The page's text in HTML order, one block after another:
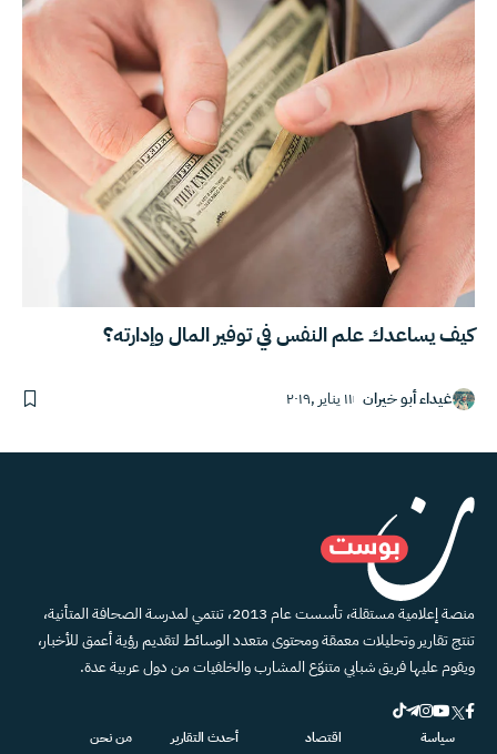
كيف يساعدك علم النفس في توفير المال وإدارته؟
غيداء أبو خيران ١١ يناير ,٢٠١٩
منصة إعلامية مستقلة، تأسست عام 2013، تنتمي لمدرسة الصحافة المتأنية،
تنتج تقارير وتحليلات معمقة ومحتوى متعدد الوسائط لتقديم رؤية أعمق للأخبار،
ويقوم عليها فريق شبابي متنوّع المشارب والخلفيات من دول عربية عدة.
سياسة اقتصاد أحدث التقارير من نحن